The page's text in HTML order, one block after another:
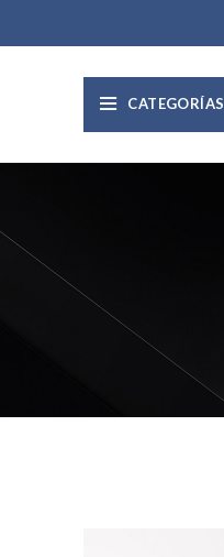
CATEGORÍAS